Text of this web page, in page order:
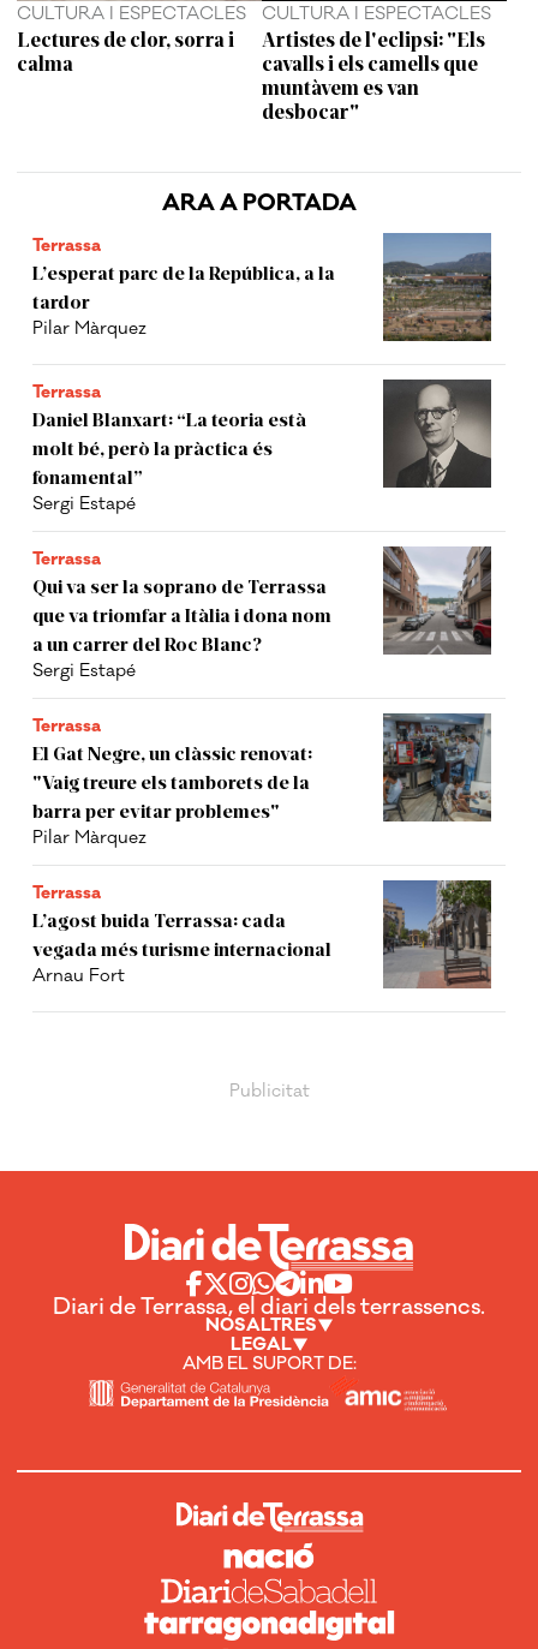
ARA A PORTADA
Terrassa
L’esperat parc de la República, a la
tardor
Pilar Màrquez
Terrassa
Daniel Blanxart: “La teoria està
molt bé, però la pràctica és
fonamental”
Sergi Estapé
Terrassa
Qui va ser la soprano de Terrassa
que va triomfar a Itàlia i dona nom
a un carrer del Roc Blanc?
Sergi Estapé
Terrassa
El Gat Negre, un clàssic renovat:
"Vaig treure els tamborets de la
barra per evitar problemes"
Pilar Màrquez
Terrassa
L’agost buida Terrassa: cada
vegada més turisme internacional
Arnau Fort
CULTURA I ESPECTACLES
Lectures de clor, sorra i
calma
CULTURA I ESPECTACLES
Artistes de l'eclipsi: "Els
cavalls i els camells que
muntàvem es van
desbocar"
Diari de Terrassa, el diari dels terrassencs.
NOSALTRES
LEGAL
AMB EL SUPORT DE: